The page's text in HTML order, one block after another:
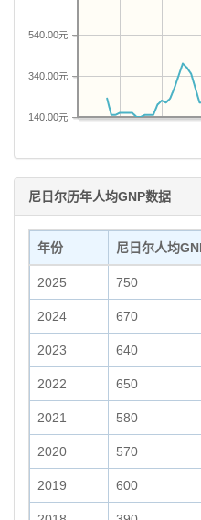
140.00元
340.00元
540.00元
尼日尔历年人均GNP数据
年份 尼日尔人均
2025 750
2024 670
2023 640
2022 650
2021 580
2020 570
2019 600